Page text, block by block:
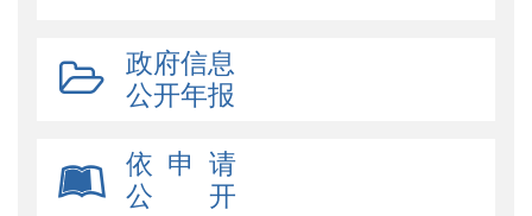
政府信息
公开年报
依 申 请
公 开